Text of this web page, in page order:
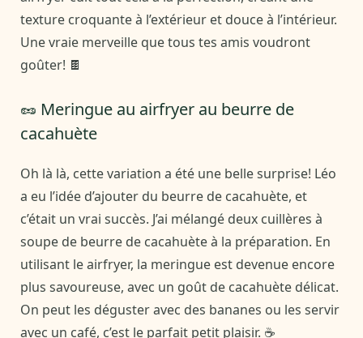
texture croquante à l’extérieur et douce à l’intérieur.
Une vraie merveille que tous tes amis voudront
goûter! 🍫
🥜 Meringue au airfryer au beurre de
cacahuète
Oh là là, cette variation a été une belle surprise! Léo
a eu l’idée d’ajouter du beurre de cacahuète, et
c’était un vrai succès. J’ai mélangé deux cuillères à
soupe de beurre de cacahuète à la préparation. En
utilisant le airfryer, la meringue est devenue encore
plus savoureuse, avec un goût de cacahuète délicat.
On peut les déguster avec des bananes ou les servir
avec un café, c’est le parfait petit plaisir. ☕️